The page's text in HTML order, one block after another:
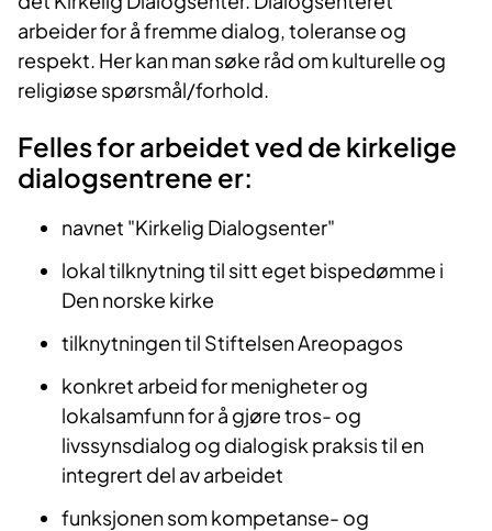
arbeider for å fremme dialog, toleranse og
respekt. Her kan man søke råd om kulturelle og
religiøse spørsmål/forhold.
Felles for arbeidet ved de kirkelige
dialogsentrene er:
navnet "Kirkelig Dialogsenter"
lokal tilknytning til sitt eget bispedømme i
Den norske kirke
tilknytningen til Stiftelsen Areopagos
konkret arbeid for menigheter og
lokalsamfunn for å gjøre tros- og
livssynsdialog og dialogisk praksis til en
integrert del av arbeidet
funksjonen som kompetanse- og